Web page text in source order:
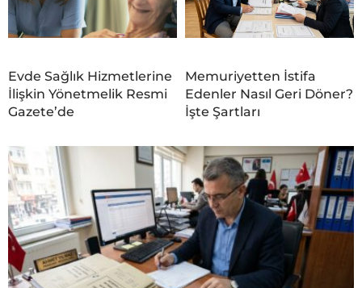
Evde Sağlık Hizmetlerine
İlişkin Yönetmelik Resmi
Gazete’de
Memuriyetten İstifa
Edenler Nasıl Geri Döner?
İşte Şartları